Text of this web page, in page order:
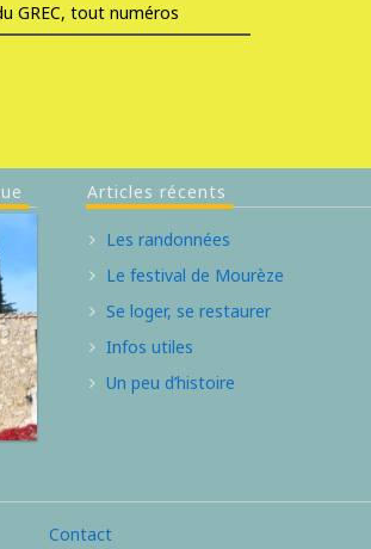
GREC, tout numéros
Articles récents
Les randonnées
Le festival de Mourèze
Se loger, se restaurer
Infos utiles
Un peu d’histoire
Contact